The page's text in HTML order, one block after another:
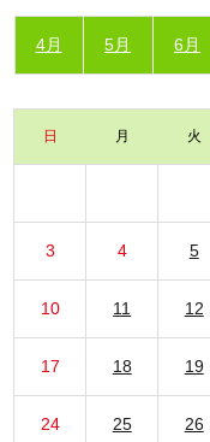
4月 5月 6月
日 月 火
3 4 5
10 11 12
17 18 19
24 25 26